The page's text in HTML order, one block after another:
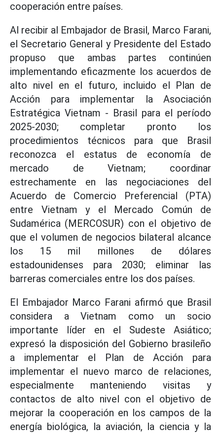
cooperación entre países.
Al recibir al Embajador de Brasil, Marco Farani,
el Secretario General y Presidente del Estado
propuso que ambas partes continúen
implementando eficazmente los acuerdos de
alto nivel en el futuro, incluido el Plan de
Acción para implementar la Asociación
Estratégica Vietnam - Brasil para el período
2025-2030; completar pronto los
procedimientos técnicos para que Brasil
reconozca el estatus de economía de
mercado de Vietnam; coordinar
estrechamente en las negociaciones del
Acuerdo de Comercio Preferencial (PTA)
entre Vietnam y el Mercado Común de
Sudamérica (MERCOSUR) con el objetivo de
que el volumen de negocios bilateral alcance
los 15 mil millones de dólares
estadounidenses para 2030; eliminar las
barreras comerciales entre los dos países.
El Embajador Marco Farani afirmó que Brasil
considera a Vietnam como un socio
importante líder en el Sudeste Asiático;
expresó la disposición del Gobierno brasileño
a implementar el Plan de Acción para
implementar el nuevo marco de relaciones,
especialmente manteniendo visitas y
contactos de alto nivel con el objetivo de
mejorar la cooperación en los campos de la
energía biológica, la aviación, la ciencia y la